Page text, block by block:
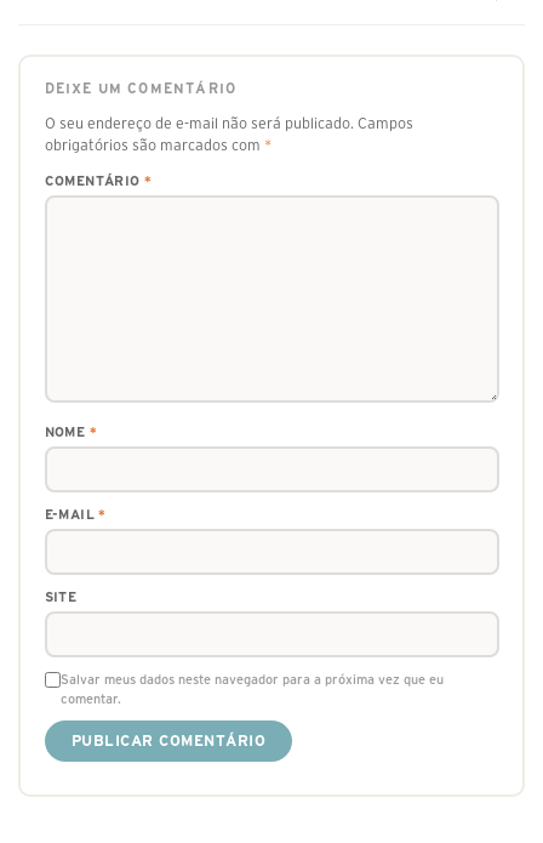
DEIXE UM COMENTÁRIO
O seu endereço de e-mail não será publicado. Campos
obrigatórios são marcados com *
COMENTÁRIO *
NOME *
E-MAIL*
SITE
Salvar meus dados neste navegador para a próxima vez que eu
comentar.